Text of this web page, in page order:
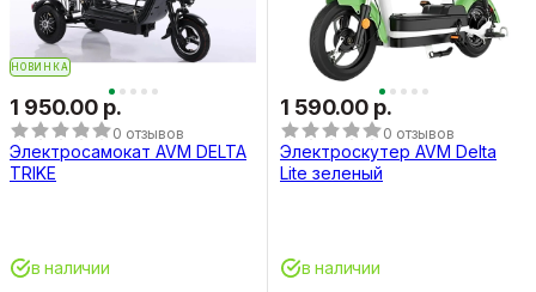
НОВИНКА
1 950.00 р.
0 отзывов
Электросамокат AVM DELTA
TRIKE
в наличии
1 590.00 р.
0 отзывов
Электроскутер AVM Delta
Lite зеленый
в наличии